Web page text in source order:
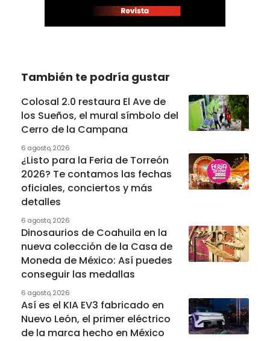
También te podría gustar
Colosal 2.0 restaura El Ave de
los Sueños, el mural símbolo del
Cerro de la Campana
6 agosto, 2026
¿Listo para la Feria de Torreón
2026? Te contamos las fechas
oficiales, conciertos y más
detalles
6 agosto, 2026
Dinosaurios de Coahuila en la
nueva colección de la Casa de
Moneda de México: Así puedes
conseguir las medallas
6 agosto, 2026
Así es el KIA EV3 fabricado en
Nuevo León, el primer eléctrico
de la marca hecho en México